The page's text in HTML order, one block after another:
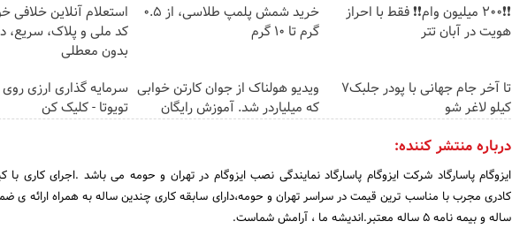
❗❗200 میلیون وام❗❗ فقط با احراز
هویت در آبان تتر
خرید شمش پلمپ طلاسی، از ۰.۵
گرم تا ۱۰ گرم
استعلام آنلاین خلافی
کد ملی و پلاک، سریع،
بدون معطلی
تا آخر جام جهانی با پودر جلبک7
کیلو لاغر شو
ویدیو هولناک از جوان کارتن خوابی
که میلیاردر شد. آموزش رایگان
سرمایه گذاری ارزی
تویوتا - کلیک کن
درباره منتشر کننده:
ایزوگام پاسارگاد شرکت ایزوگام پاسارگاد نمایندگی نصب ایزوگام در تهران و حومه می باشد .اجرای کاری با
ساله و بیمه نامه 5 ساله معتبر.اندیشه ما ، آرامش شماست.